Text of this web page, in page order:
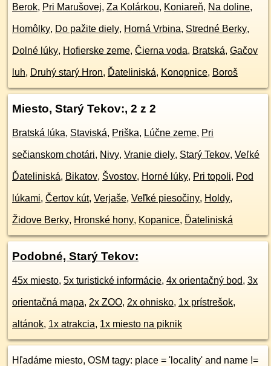
Berok, Pri Marušovej, Za Kolárkou, Koniareň, Na doline,
Homôlky, Do pažite diely, Horná Vrbina, Stredné Berky,
Dolné lúky, Hofierske zeme, Čierna voda, Bratská, Gačov
luh, Druhý starý Hron, Ďateliniská, Konopnice, Boroš
Miesto, Starý Tekov:, 2 z 2
Bratská lúka, Staviská, Priška, Lúčne zeme, Pri
sečianskom chotári, Nivy, Vranie diely, Starý Tekov, Veľké
Ďateliniská, Bikatov, Švostov, Horné lúky, Pri topoli, Pod
lúkami, Čertov kút, Verjaše, Veľké piesočiny, Holdy,
Židove Berky, Hronské hony, Kopanice, Ďateliniská
Podobné, Starý Tekov:
45x miesto, 5x turistické informácie, 4x orientačný bod, 3x
orientačná mapa, 2x ZOO, 2x ohnisko, 1x prístrešok,
altánok, 1x atrakcia, 1x miesto na piknik
Hľadáme miesto, OSM tagy: place = 'locality' and name !=